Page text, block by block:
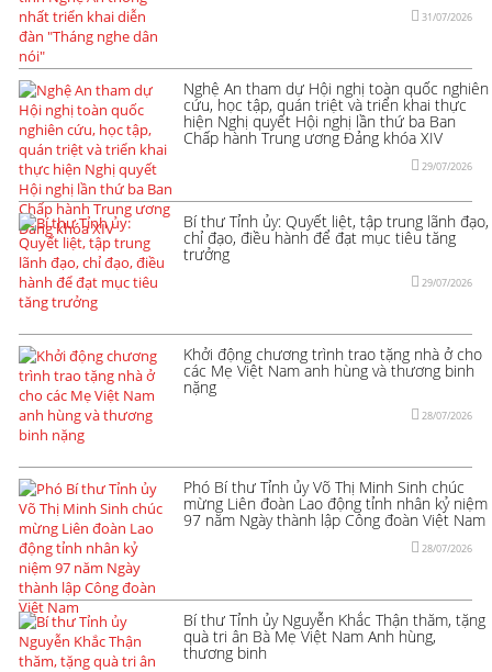
31/07/2026
Nghệ An tham dự Hội nghị toàn quốc nghiên
cứu, học tập, quán triệt và triển khai thực
hiện Nghị quyết Hội nghị lần thứ ba Ban
Chấp hành Trung ương Đảng khóa XIV
29/07/2026
Bí thư Tỉnh ủy: Quyết liệt, tập trung lãnh đạo,
chỉ đạo, điều hành để đạt mục tiêu tăng
trưởng
29/07/2026
Khởi động chương trình trao tặng nhà ở cho
các Mẹ Việt Nam anh hùng và thương binh
nặng
28/07/2026
Phó Bí thư Tỉnh ủy Võ Thị Minh Sinh chúc
mừng Liên đoàn Lao động tỉnh nhân kỷ niệm
97 năm Ngày thành lập Công đoàn Việt Nam
28/07/2026
Bí thư Tỉnh ủy Nguyễn Khắc Thận thăm, tặng
quà tri ân Bà Mẹ Việt Nam Anh hùng,
thương binh